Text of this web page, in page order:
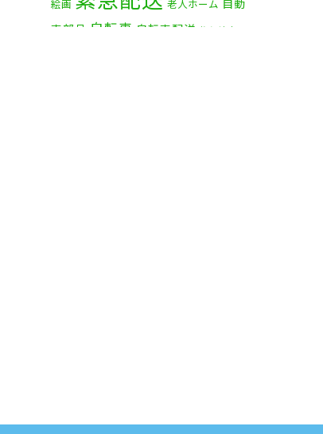
絵画 老人ホーム 自動
車部品 自転車 自転車配送 茅ケ崎市